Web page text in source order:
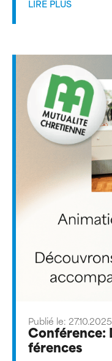
LIRE PLUS
Publié le: 27.10.2025
Conférence:
férences